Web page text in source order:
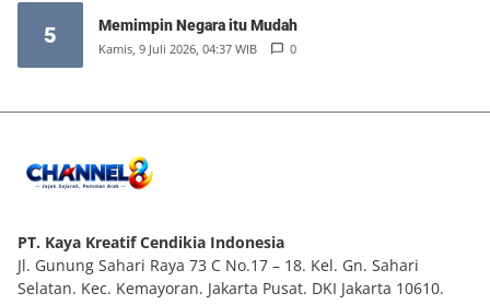
5 Memimpin Negara itu Mudah
Kamis, 9 Juli 2026, 04:37 WIB 0
PT. Kaya Kreatif Cendikia Indonesia
Jl. Gunung Sahari Raya 73 C No.17 – 18. Kel. Gn. Sahari
Selatan. Kec. Kemayoran. Jakarta Pusat. DKI Jakarta 10610.